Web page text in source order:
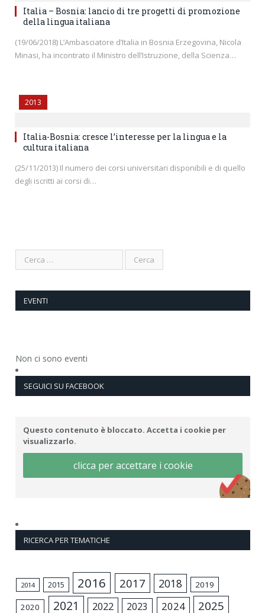
Italia – Bosnia: lancio di tre progetti di promozione
della lingua italiana
(19/06/2018) L’Ambasciatore d’Italia in Bosnia Erzegovina, Nicola
Minasi, ha incontrato il Ministro dell’Istruzione, della Scienza…
2013
Italia-Bosnia: cresce l’interesse per la lingua e la
cultura italiana
(25/11/2013) Il numero dei corsi universitari disponibili e di quello
degli iscritti ai corsi di…
EVENTI
Non ci sono eventi
SEGUICI SU FACEBOOK
Questo contenuto è bloccato. Accetta i cookie per
visualizzarlo.
clicca per accettare i cookie
RICERCA PER TEMATICHE
2014 2015 2016 2017 2018 2019
2020 2021 2022 2023 2024 2025